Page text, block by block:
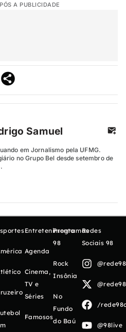
A PUBLICIDADE
Samuel
em Jornalismo pela UFMG.
no Grupo Bel desde setembro de
Entretenimento
Agenda
Cinema,
TV e
Séries
Famosos
Programas
98
Rock
Insônia
No
Fundo
do Baú
Redes
Sociais 98
/
@98live